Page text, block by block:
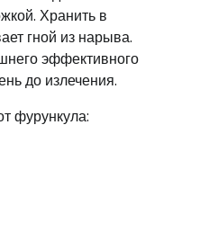
Хранить в
гной из нарыва.
эффективного
до излечения.
фурункула: